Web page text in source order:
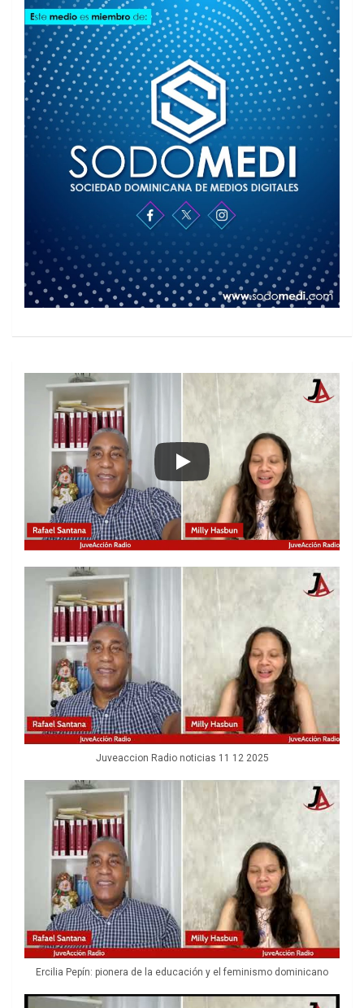
Juveaccion Radio noticias 11 12 2025
Ercilia Pepín: pionera de la educación y el feminismo dominicano